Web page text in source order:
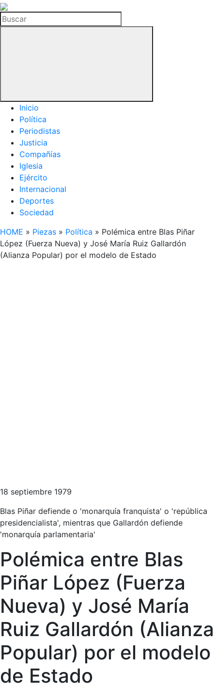
La
Hemeroteca
del
Buscar
Inicio
Política
Periodistas
Justicia
Compañías
Iglesia
Ejército
Internacional
Deportes
Sociedad
HOME » Piezas » Política » Polémica entre Blas Piñar
López (Fuerza Nueva) y José María Ruiz Gallardón
(Alianza Popular) por el modelo de Estado
18 septiembre 1979
Blas Piñar defiende o 'monarquía franquista' o 'república
presidencialista', mientras que Gallardón defiende
'monarquía parlamentaria'
Polémica entre Blas
Piñar López (Fuerza
Nueva) y José María
Ruiz Gallardón (Alianza
Popular) por el modelo
de Estado